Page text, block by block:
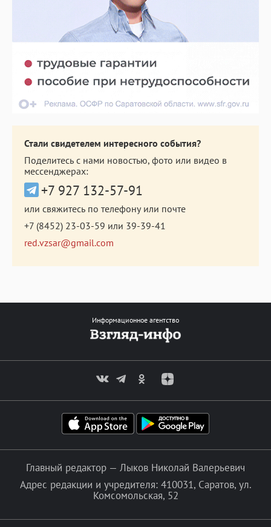
Стали свидетелем интересного события?
Поделитесь с нами новостью, фото или видео в
мессенджерах:
+7 927 132-57-91
или свяжитесь по телефону или почте
+7 (8452) 23-03-59 или 39-39-41
red.vzsar@gmail.com
Информационное агентство
Главный редактор — Лыков Николай Валерьевич
Адрес редакции и учредителя: 410031, Саратов, ул.
Комсомольская, 52